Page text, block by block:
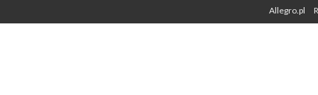
Aktualności,
Allegro.pl